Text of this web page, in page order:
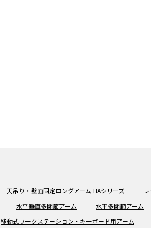
天吊り・壁面固定ロングアーム HAシリーズ
水平垂直多関節アーム 水平多関節アーム
移動式ワークステーション・キーボード用アーム